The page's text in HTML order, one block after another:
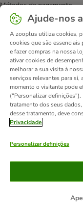
Métodos de pagamento
Política de privacidade
Declaração de
© zooplus SE2026
Ajude-nos
A zooplus utiliza cookies,
cookies que são essenciais
e fazer compras na nossa
ativar cookies de
melhorar a sua visita à
serviços relevantes para
momento o visitante pode
("Personalizar definições").
tratamento dos seus
desse tratamento, deve
Privacidade
Personalizar definições